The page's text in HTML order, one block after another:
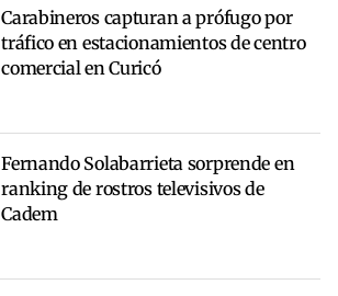
Carabineros capturan a prófugo por
tráfico en estacionamientos de centro
comercial en Curicó
Fernando Solabarrieta sorprende en
ranking de rostros televisivos de
Cadem